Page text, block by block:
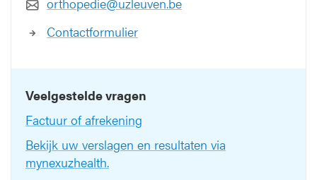
Contactformulier
Veelgestelde vragen
Factuur of afrekening
Bekijk uw verslagen en resultaten via
mynexuzhealth.